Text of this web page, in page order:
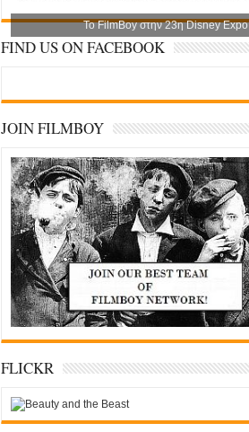
Το FilmBoy στην 23η Disney Expo
FIND US ON FACEBOOK
JOIN FILMBOY
FLICKR